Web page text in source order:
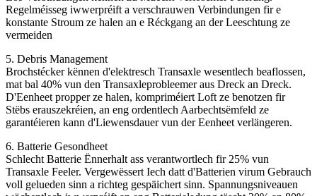
Regelméisseg iwwerpréift a verschrauwen Verbindungen fir e
konstante Stroum ze halen an e Réckgang an der Leeschtung ze
vermeiden
5. Debris Management
Brochstécker kënnen d'elektresch Transaxle wesentlech beaflossen,
mat bal 40% vun den Transaxleprobleemer aus Dreck an Dreck.
D'Eenheet propper ze halen, kompriméiert Loft ze benotzen fir
Stëbs erauszekréien, an eng ordentlech Aarbechtsëmfeld ze
garantéieren kann d'Liewensdauer vun der Eenheet verlängeren.
6. Batterie Gesondheet
Schlecht Batterie Ënnerhalt ass verantwortlech fir 25% vun
Transaxle Feeler. Vergewëssert Iech datt d'Batterien virum Gebrauch
voll gelueden sinn a richteg gespäichert sinn. Spannungsniveauen